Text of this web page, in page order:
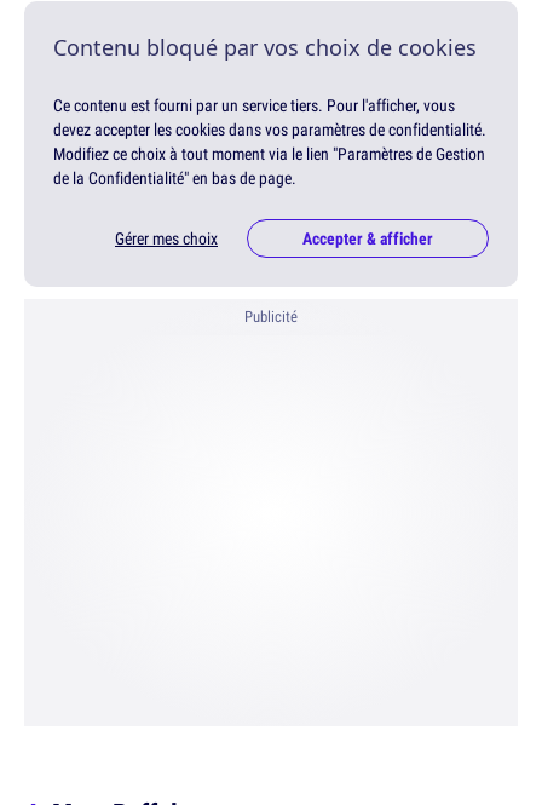
Contenu bloqué par vos choix de cookies
Ce contenu est fourni par un service tiers. Pour l'afficher, vous
devez accepter les cookies dans vos paramètres de confidentialité.
Modifiez ce choix à tout moment via le lien "Paramètres de Gestion
de la Confidentialité" en bas de page.
Gérer mes choix Accepter & afficher
Publicité